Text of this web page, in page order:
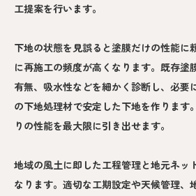
工提案を行います。
下地の状態を見誤ると塗膜だけの性能に
に再施工の頻度が高くなります。既存塗
有無、吸水性などを細かく診断し、必要
の下地処理材で安定した下地を作ります
りの性能を最大限に引き出せます。
地域の風土に即した工程管理と地元ネッ
なります。適切な工期設定や天候管理、